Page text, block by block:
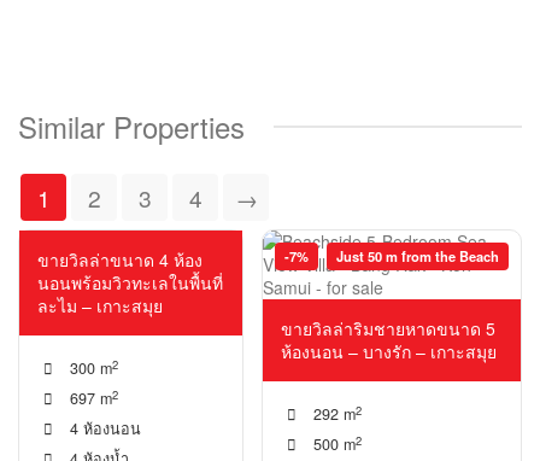
Similar Properties
1 2 3 4 →
แบ่งได้เป็น 2 อพาร์ทเม้น!
ขายวิลล่าขนาด 4 ห้อง
นอนพร้อมวิวทะเลในพื้นที่
ละไม – เกาะสมุย
300 m2
697 m2
4 ห้องนอน
-7% Just 50 m from the Beach
ขายวิลล่าริมชายหาดขนาด 5
ห้องนอน – บางรัก – เกาะสมุย
292 m2
500 m2